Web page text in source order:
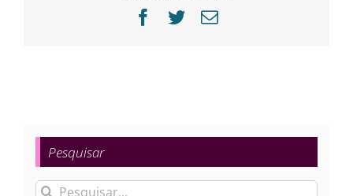
Facebook
Twitter
E-
Pesquisar
Buscar